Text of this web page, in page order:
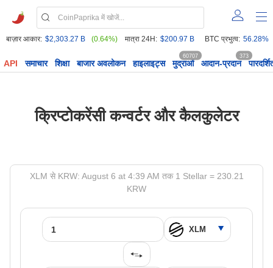
बाज़ार आकार: $2,303.27 B (0.64%) मात्रा 24H: $200.97 B BTC प्रभुत्व: 56.28%
API समाचार शिक्षा बाजार अवलोकन हाइलाइट्स मुद्राओं
60707
आदान-प्रदान
373
क्रिप्टोकरेंसी कन्वर्टर और कैलकुलेटर
XLM से KRW: August 6 at 4:39 AM तक 1 Stellar = 230.21
KRW